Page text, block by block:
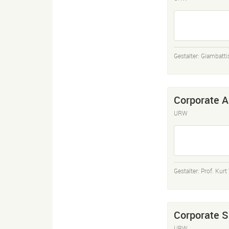
Gestalter:
Corporate A
URW
Gestalter: Prof. Kurt
Corporate S